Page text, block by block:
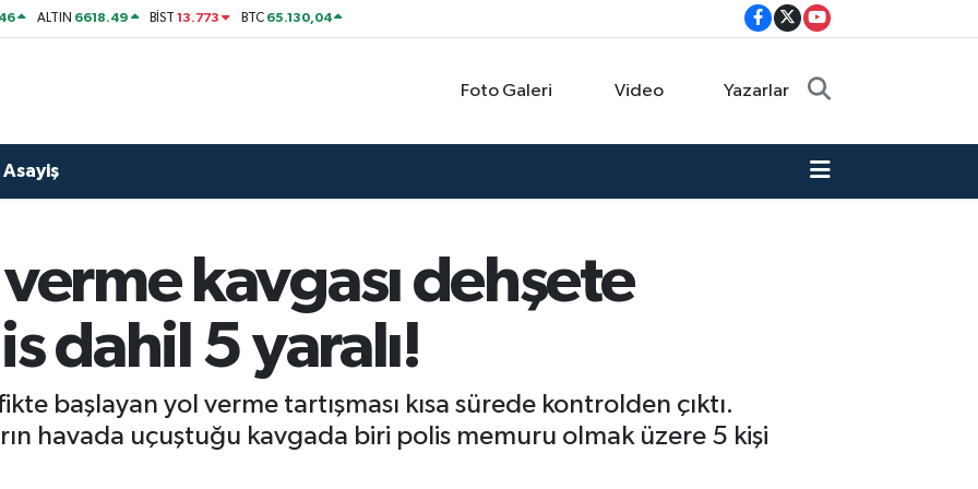
ALTIN 6618.49 BİST13.773 BTC 65.130,04
Foto Galeri Video Yazarlar
Asayiş
verme kavgası dehşete
dahil 5 yaralı!
başlayan yol verme tartışması kısa sürede kontrolden çıktı.
havada uçuştuğu kavgada biri polis memuru olmak üzere 5 kişi